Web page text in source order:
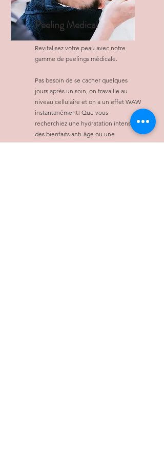
Peeling Medical
​Revitalisez votre peau avec notre
gamme de peelings médicale.
Pas besoin de se cacher quelques
jours après un soin, on travaille au
niveau cellulaire et on a un effet WAW
instantanément! Que vous
recherchiez une hydratation intense,
des bienfaits anti-âge ou une
amélioration globale de la peau, nos